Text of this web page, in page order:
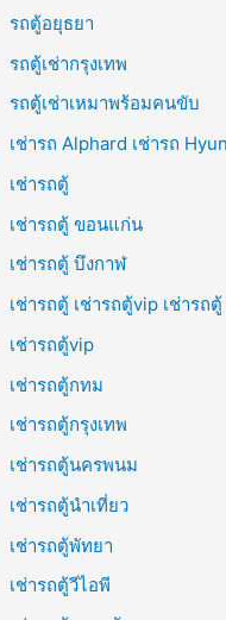
รถตู้อยุธยา
รถตู้เช่ากรุงเทพ
รถตู้เช่าเหมาพร้อมคนขับ
เช่ารถ Alphard เช่ารถ
เช่ารถตู้
เช่ารถตู้ ขอนแก่น
เช่ารถตู้ บึงกาฬ
เช่ารถตู้ เช่ารถตู้vip เช่ารถ
เช่ารถตู้vip
เช่ารถตู้กทม
เช่ารถตู้กรุงเทพ
เช่ารถตู้นครพนม
เช่ารถตู้นำเที่ยว
เช่ารถตู้พัทยา
เช่ารถตู้วีไอพี